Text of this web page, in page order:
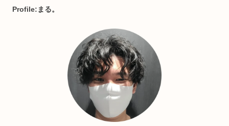
・ライフハック
読みやすさ重視でうっとうしい広告付けてません。が、お
困ったら許して(๑ ❛ ֊ ❛„)
記事内容に不備等ありましたらご連絡ください🙏